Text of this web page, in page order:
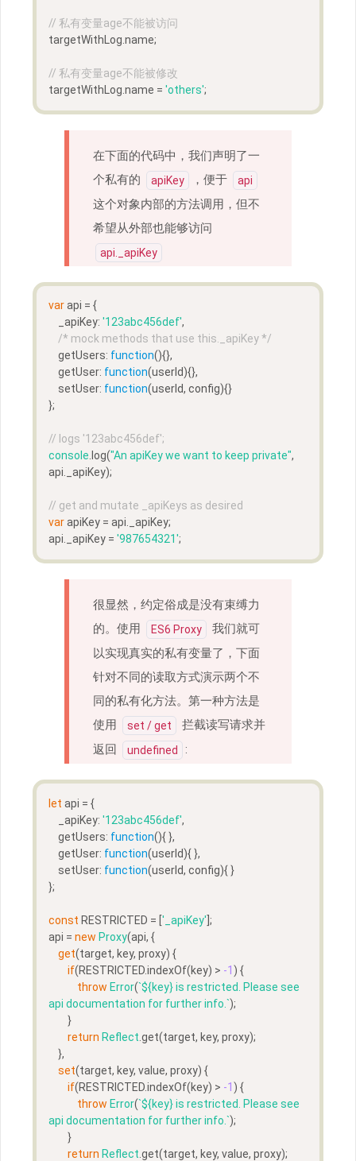
// 私有变量age不能被访问
targetWithLog.name;
// 私有变量age不能被修改
targetWithLog.name = 'others';
在下面的代码中，我们声明了一
个私有的
apiKey ，便于 api
这个对象内部的方法调用，但不
希望从外部也能够访问
api._apiKey
var api = {
    _apiKey:
'123abc456def',
/* mock methods that use this._apiKey */
    getUsers:
function(){},
    getUser:
function(userId){},
    setUser:
function(userId, config){}
};
// logs '123abc456def';
console.log("An apiKey we want to keep private",
api._apiKey);
// get and mutate _apiKeys as desired
var apiKey = api._apiKey;
api._apiKey = '987654321';
很显然，约定俗成是没有束缚力
的。使用
ES6 Proxy
我们就可
以实现真实的私有变量了，下面
针对不同的读取方式演示两个不
同的私有化方法。第一种方法是
使用
set / get
拦截读写请求并
返回
undefined :
let api = {
    _apiKey:
'123abc456def',
    getUsers:
function(){ },
    getUser:
function(userId){ },
    setUser:
function(userId, config){ }
};
const RESTRICTED = ['_apiKey'];
api = new Proxy(api, {
get(target, key, proxy) {
if(RESTRICTED.indexOf(key) > -1) {
throw Error(`${key} is restricted. Please see
api documentation for further info.`);
        }
return Reflect .get(target, key, proxy);
    },
set(target, key, value, proxy) {
if(RESTRICTED.indexOf(key) > -1) {
throw Error(`${key} is restricted. Please see
api documentation for further info.`);
        }
return Reflect .get(target, key, value, proxy);